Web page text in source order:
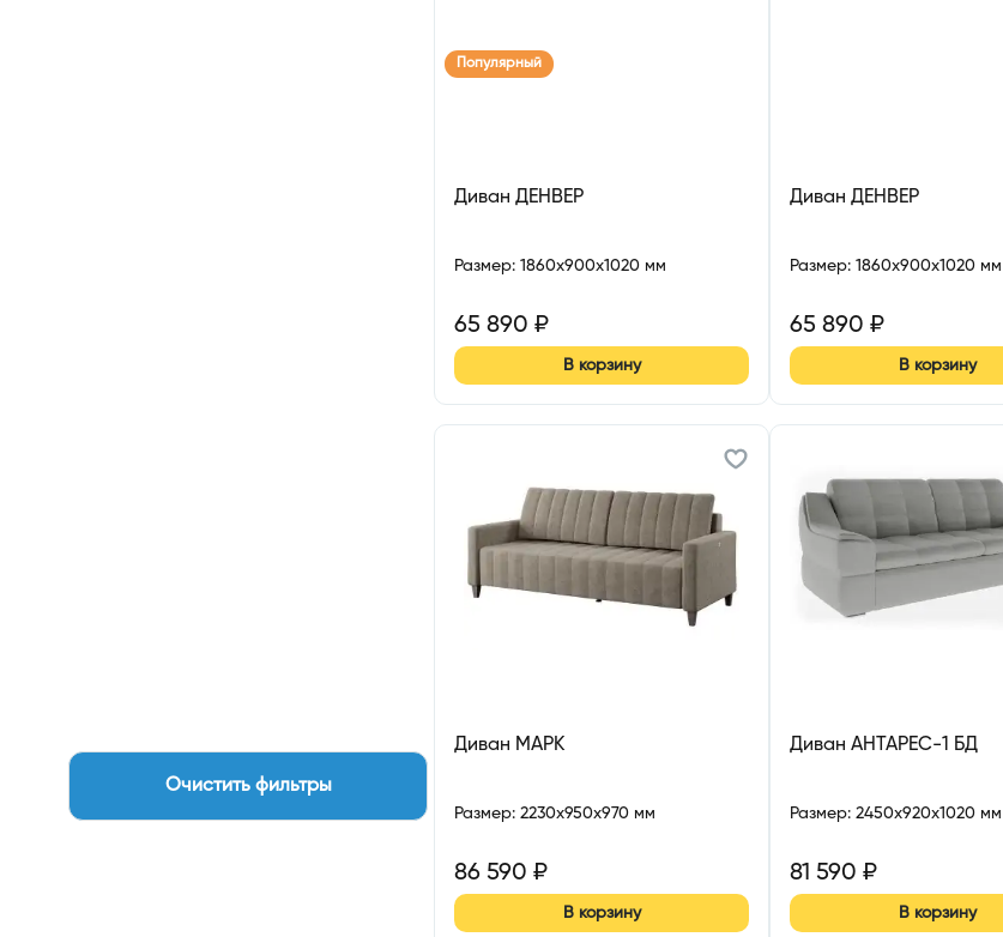
Очистить фильтры
Популярный
Диван ДЕНВЕР
Размер: 1860x900x1020 мм
65 890 ₽
В корзину
Диван ДЕНВЕР
Размер: 1860x900x1020 мм
65 890 ₽
В корзину
Диван МАРК
Размер: 2230x950x970 мм
86 590 ₽
В корзину
Диван АНТАРЕС-1 БД
Размер: 2450x920x1020 мм
81 590 ₽
В корзину